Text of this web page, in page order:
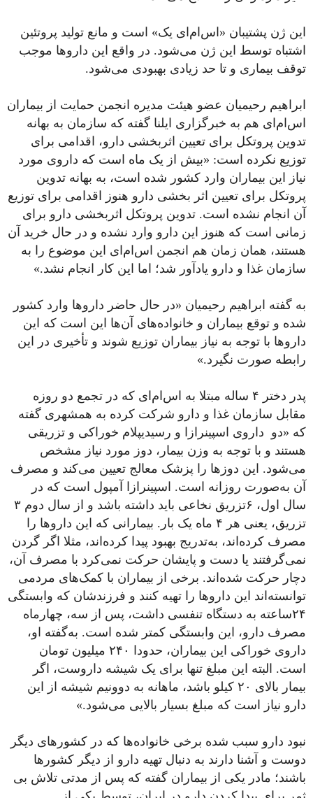
این ژن پشتیبان «اس‌ام‌ای یک» است و مانع تولید پروتئین
اشتباه توسط این ژن می‌شود. در واقع این داروها موجب
توقف بیماری و تا حد زیادی بهبودی می‌شود.
ابراهیم رحیمیان عضو هیئت‌ مدیره انجمن حمایت از بیماران
اس‌ام‌ای هم به خبرگزاری ایلنا گفته که سازمان به بهانه
تدوین پروتکل برای تعیین اثربخشی دارو، اقدامی برای
توزیع نکرده است: «بیش از یک ماه است که داروی مورد
نیاز این بیماران وارد کشور شده است، به بهانه تدوین
پروتکل برای تعیین اثر بخشی دارو هنوز اقدامی برای توزیع
آن انجام نشده است. تدوین پروتکل اثربخشی دارو برای
زمانی است که هنوز این دارو وارد نشده و در حال خرید آن
هستند، همان زمان هم انجمن اس‌ام‌ای این موضوع را به
سازمان غذا و دارو یادآور شد؛ اما این کار انجام نشد.»
به گفته ابراهیم رحیمیان «در حال حاضر داروها وارد کشور
شده و توقع بیماران و خانواده‌های آن‌ها این است که این
داروها با توجه به نیاز بیماران توزیع شوند و تأخیری در این
رابطه صورت نگیرد.»
پدر دختر ۴ ساله مبتلا به اس‌ام‌ای که در تجمع دو روزه
مقابل سازمان غذا و دارو شرکت کرده به همشهری گفته
که «دو داروی اسپینرازا و رسیدیپلام خوراکی و تزریقی
هستند و با توجه به وزن بیمار، دوز مورد نیاز مشخص
می‌شود. این دوزها را پزشک معالج تعیین می‌کند و مصرف
آن به‌صورت روزانه است. اسپینرازا آمپول است که در
سال اول، ۶تزریق نخاعی باید داشته باشد و از سال دوم ۳
تزریق، یعنی هر ۴ ماه یک بار. بیمارانی که این داروها را
مصرف کرده‌اند، به‌تدریج بهبود پیدا کرده‌اند، مثلا اگر گردن
نمی‌گرفتند یا دست و پایشان حرکت نمی‌کرد با مصرف آن،
دچار حرکت شده‌اند. برخی از بیماران با کمک‌های مردمی
توانسته‌اند این داروها را تهیه کنند و فرزندشان که وابستگی
۲۴ساعته به دستگاه تنفسی داشت، پس از سه‌، چهارماه
مصرف دارو، این وابستگی کمتر شده است. به‌گفته او،
داروی خوراکی این بیماران، حدودا ۲۴۰ میلیون تومان
است. البته این مبلغ تنها برای یک شیشه داروست، اگر
بیمار بالای ۲۰ کیلو باشد، ماهانه به دوونیم شیشه از این
دارو نیاز است که مبلغ بسیار بالایی می‌شود.»
نبود دارو سبب شده برخی خانواده‌ها که در کشورهای دیگر
دوست و آشنا دارند به دنبال تهیه دارو از دیگر کشورها
باشند؛ مادر یکی از بیماران گفته که پس از مدتی تلاش بی